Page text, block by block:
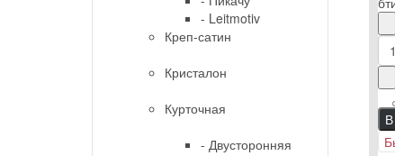
- Leitmotiv
Креп-сатин
Кристалон
Курточная
- Двусторонняя